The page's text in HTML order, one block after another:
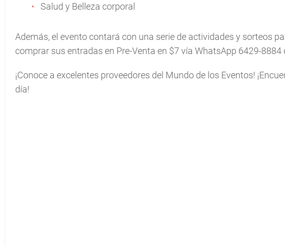
Salud y Belleza corporal
Además, el evento contará con una serie de actividades y sorteos
comprar sus entradas en Pre-Venta en $7 vía WhatsApp 6429-8884
¡Conoce a excelentes proveedores del Mundo de los Eventos!
día!